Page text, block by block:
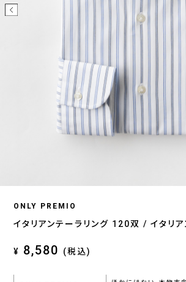
ONLY PREMIO
イタリアンテーラリング 120双 / イタリア
¥ 8,580 (税込)